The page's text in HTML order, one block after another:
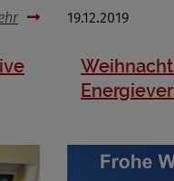
19.12.2019
Cookies die bei der
Laufzeit